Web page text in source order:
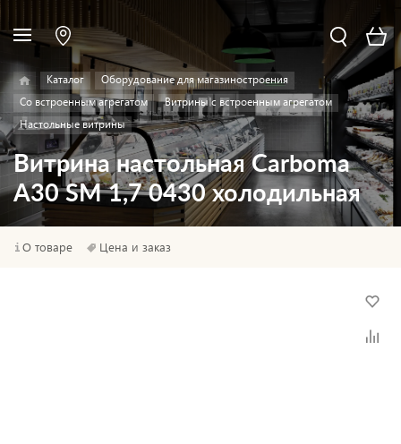
Каталог
Оборудование для магазиностроения
Со встроенным агрегатом
Витрины с встроенным агрегатом
Настольные витрины
Витрина настольная Carboma
A30 SM 1,7 0430 холодильная
О товаре Цена и заказ